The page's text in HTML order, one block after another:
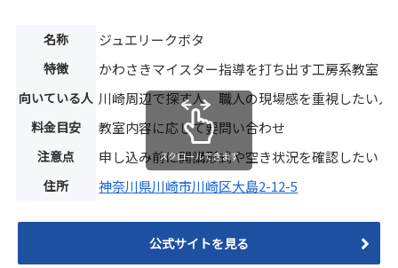
名称 ジュエリークボタ
特徴 かわさきマイスター指導を打ち出す工房系教室
向いている人 川崎周辺で探す人、職人の現場感を重視したい人
料金目安 教室内容に応じて要問い合わせ
注意点 申し込み前に開講形式や空き状況を確認したい
住所 神奈川県川崎市川崎区大島2-12-5
スクロールできます
公式サイトを見る